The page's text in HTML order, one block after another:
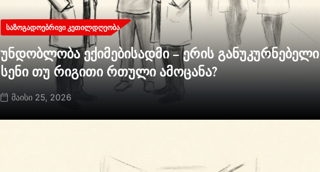
ᲡᲐᲖᲝᲒᲐᲓᲝᲔᲑᲠᲘᲕᲘ ᲙᲔᲗᲘᲚᲓᲦᲔᲝᲑᲐ
უნდობლობა ექიმებისადმი – ერის განუკურნებელი
სენი თუ რიგითი რთული ამოცანა?
მაისი 25, 2026